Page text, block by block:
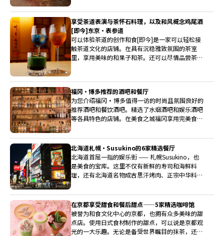
餐氛围。
享受茶道表演与茶怀石料理，以及和风概念鸡尾酒
[即今]东京·表参道
可以体验茶道的创作和食[即今]是一家可以轻松接
触茶道文化的店铺。在具有沉稳雅致氛围的茶室
里，享用美味的和果子和茶。还可以尽情品尝茶怀
福冈・博多推荐的酒吧和餐厅
为您介绍福冈・博多值得一访的时尚且氛围良好的
推荐酒吧和餐饮酒吧。精选了水烟酒吧和娱乐酒吧
等各具特色的店铺。在美食之城福冈享用完美食
合。
北海道札幌・Susukino的6家精选餐厅
北海道首屈一指的娱乐街 —— 札幌Susukino，也
是美食的宝库。这里不仅有新鲜的寿司和海鲜料
理，还有北海道名物成吉思汗烤肉、正宗中华料
品尝到北海道各地食材的热门餐厅。
在京都享受甜食和餐后甜点——5家精选咖啡馆
被誉为和食文化中心的京都，也拥有众多美味的甜
点店。使用日式食材制作的甜点，可以说是京都观
光的一大乐趣。无论是备受世界瞩目的抹茶，还是